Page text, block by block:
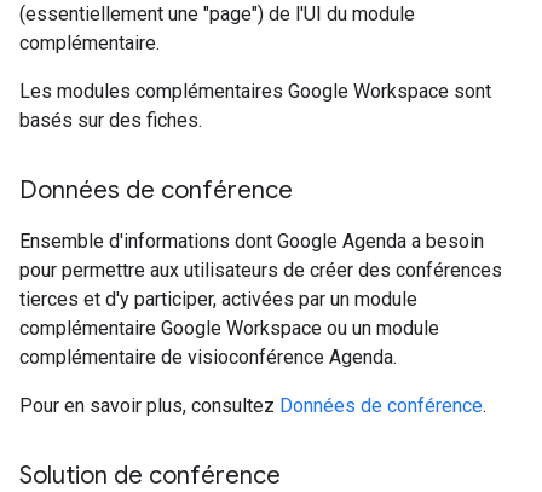
(essentiellement une "page") de l'UI du module
complémentaire.
Les modules complémentaires Google Workspace sont
basés sur des fiches.
Données de conférence
Ensemble d'informations dont Google Agenda a besoin
pour permettre aux utilisateurs de créer des conférences
tierces et d'y participer, activées par un module
complémentaire Google Workspace ou un module
complémentaire de visioconférence Agenda.
Pour en savoir plus, consultez Données de conférence.
Solution de conférence